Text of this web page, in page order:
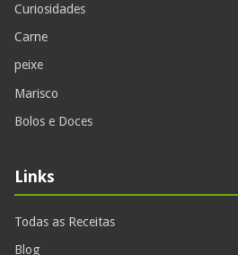
Curiosidades
Carne
peixe
Marisco
Bolos e Doces
Links
Todas as Receitas
Blog